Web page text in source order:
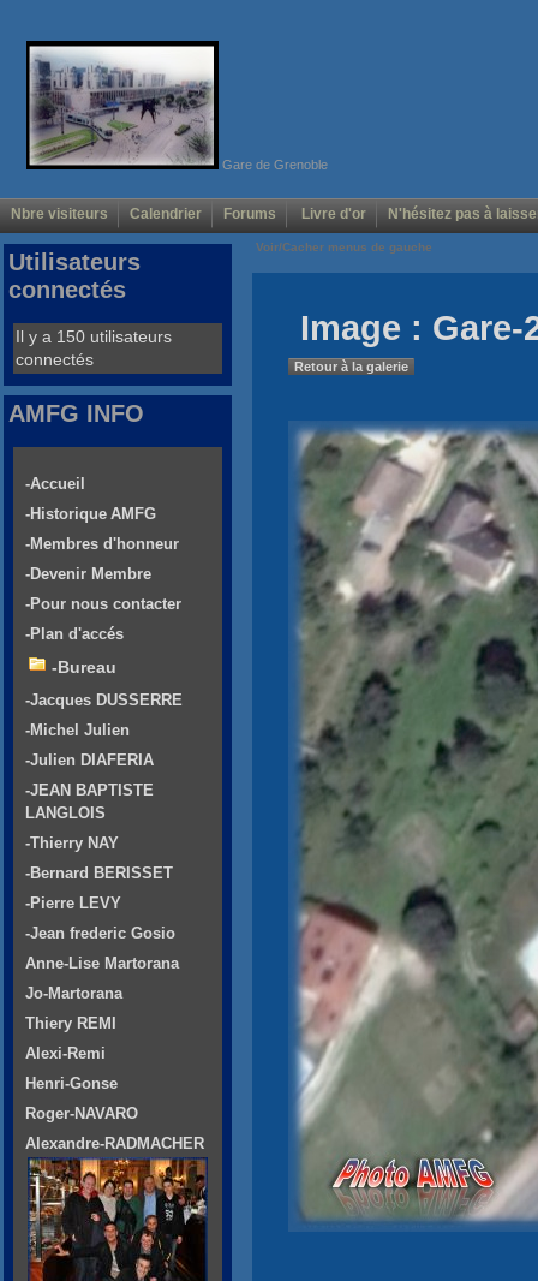
Gare de Grenoble
Nbre visiteurs Calendrier Forums Livre d'or N'hésitez pas à
Voir/Cacher menus de gauche
Image : Gare-
Retour à la galerie
Utilisateurs
connectés
Il y a 150 utilisateurs
connectés
AMFG INFO
-Accueil
-Historique AMFG
-Membres d'honneur
-Devenir Membre
-Pour nous contacter
-Plan d'accés
-Bureau
-Jacques DUSSERRE
-Michel Julien
-Julien DIAFERIA
-JEAN BAPTISTE
LANGLOIS
-Thierry NAY
-Bernard BERISSET
-Pierre LEVY
-Jean frederic Gosio
Anne-Lise Martorana
Jo-Martorana
Thiery REMI
Alexi-Remi
Henri-Gonse
Roger-NAVARO
Alexandre-RADMACHER